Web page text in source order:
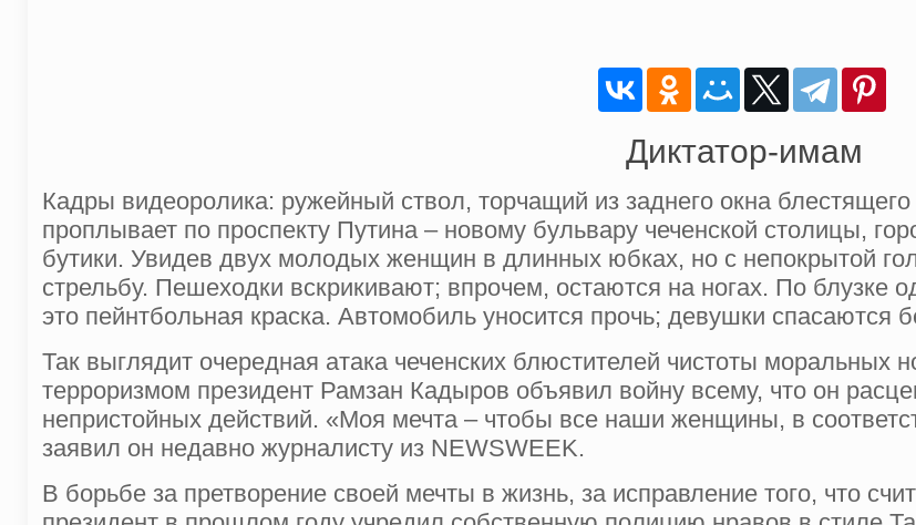
Диктатор-имам
Кадры видеоролика: ружейный ствол, торчащий из заднего окна
проплывает по проспекту Путина – новому бульвару чеченской столицы,
бутики. Увидев двух молодых женщин в длинных юбках, но с непокрытой
стрельбу. Пешеходки вскрикивают; впрочем, остаются на ногах. По блузке
это пейнтбольная краска. Автомобиль уносится прочь; девушки спасаются
Так выглядит очередная атака чеченских блюстителей чистоты
терроризмом президент Рамзан Кадыров объявил войну всему, что он
непристойных действий. «Моя мечта – чтобы все наши женщины, в
заявил он недавно журналисту из NEWSWEEK.
В борьбе за претворение своей мечты в жизнь, за исправление того, что